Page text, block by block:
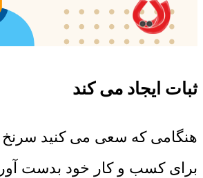
ثبات ایجاد می کند
هنگامی که سعی می کنید
برای کسب و کار خود بدست